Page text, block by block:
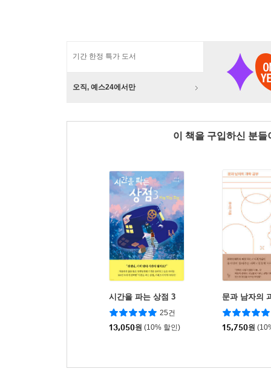
기간 한정 특가 도서
오직, 예스24에서만
이 책을 구입하신 분
시간을 파는 상점 3
25건
13,050원 (10% 할인)
문과 남자의
15,750원